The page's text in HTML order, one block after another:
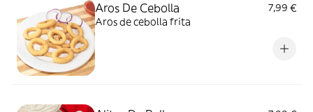
Aros De Cebolla
7,99 €
Aros de cebolla frita